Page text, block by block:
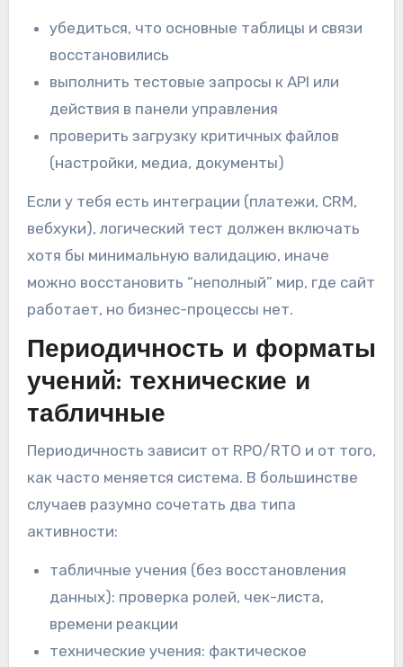
убедиться, что основные таблицы и связи
восстановились
выполнить тестовые запросы к API или
действия в панели управления
проверить загрузку критичных файлов
(настройки, медиа, документы)
Если у тебя есть интеграции (платежи, CRM,
вебхуки), логический тест должен включать
хотя бы минимальную валидацию, иначе
можно восстановить “неполный” мир, где сайт
работает, но бизнес-процессы нет.
Периодичность и форматы
учений: технические и
табличные
Периодичность зависит от RPO/RTO и от того,
как часто меняется система. В большинстве
случаев разумно сочетать два типа
активности:
табличные учения (без восстановления
данных): проверка ролей, чек-листа,
времени реакции
технические учения: фактическое